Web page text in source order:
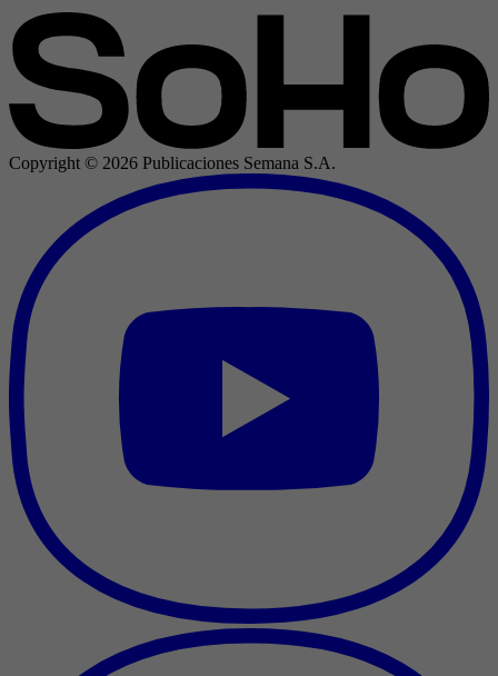
Copyright © 2026 Publicaciones Semana S.A.